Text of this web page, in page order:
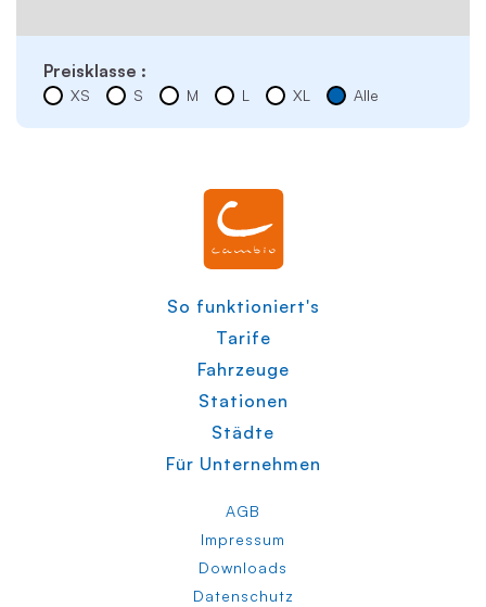
Preisklasse :
XS S M L XL Alle
So funktioniert's
Tarife
Fahrzeuge
Stationen
Städte
Für Unternehmen
AGB
Impressum
Downloads
Datenschutz